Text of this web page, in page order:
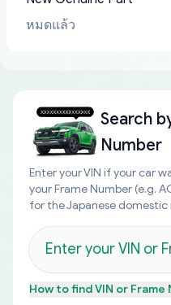
หมดแล้ว
Search
Number
Enter your VIN if your car
your Frame Number (e.g.
for the Japanese domestic
How to findVIN or Frame